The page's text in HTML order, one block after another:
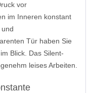
vor
im Inneren konstant
Tür haben Sie
Blick. Das Silent-
leises Arbeiten.